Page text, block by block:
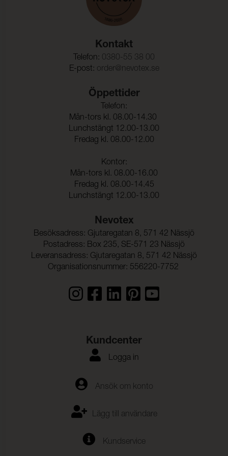
Kontakt
Telefon: 0380-55 38 00
E-post: order@nevotex.se
Öppettider
Telefon:
Mån-tors kl. 08.00-14.30
Lunchstängt 12.00-13.00
Fredag kl. 08.00-12.00
Kontor:
Mån-tors kl. 08.00-16.00
Fredag kl. 08.00-14.45
Lunchstängt 12.00-13.00
Nevotex
Besöksadress: Gjutaregatan 8, 571 42 Nässjö
Postadress: Box 235, SE-571 23 Nässjö
Leveransadress: Gjutaregatan 8, 571 42 Nässjö
Organisationsnummer: 556220-7752
Kundcenter
Logga in
Ansök om konto
Lägg till användare
Kundservice